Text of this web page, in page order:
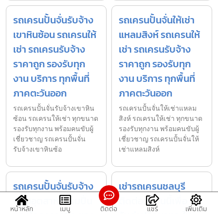
รถเครนปั้นจั่นรับจ้าง
เขาหินซ้อน รถเครนให้
เช่า รถเครนรับจ้าง
ราคาถูก รองรับทุก
งาน บริการ ทุกพื้นที่
ภาคตะวันออก
รถเครนปั้นจั่นรับจ้างเขาหิน
ซ้อน รถเครนให้เช่า ทุกขนาด
รองรับทุกงาน พร้อมคนขับผู้
เชี่ยวชาญ รถเครนปั้นจั่น
รับจ้างเขาหินซ้อ
รถเครนปั้นจั่นให้เช่า
แหลมสิงห์ รถเครนให้
เช่า รถเครนรับจ้าง
ราคาถูก รองรับทุก
งาน บริการ ทุกพื้นที่
ภาคตะวันออก
รถเครนปั้นจั่นให้เช่าแหลม
สิงห์ รถเครนให้เช่า ทุกขนาด
รองรับทุกงาน พร้อมคนขับผู้
เชี่ยวชาญ รถเครนปั้นจั่นให้
เช่าแหลมสิงห์
รถเครนปั้นจั่นรับจ้าง
นิคมอุตสาหกรรมปิ่น
เช่ารถเครนชลบุรี
ติดต่อเราวันนี้เพื่อ
หน้าหลัก เมนู ติดต่อ แชร์ เพิ่มเติม